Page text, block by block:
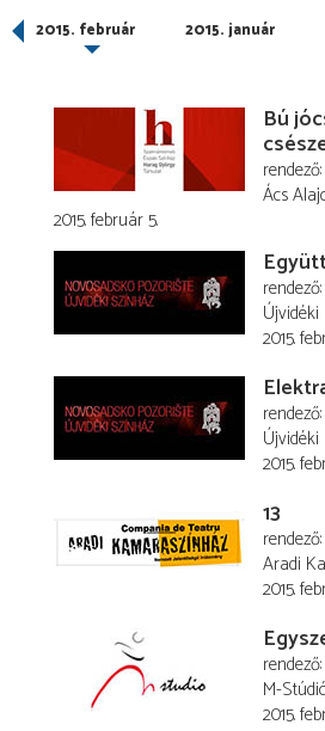
2015. február 2015. január
Bú
rendező
Ács
2015. február 5.
rendező
2015.
rendező
2015.
13
rendező
Aradi
2015.
rendező
M-
2015.